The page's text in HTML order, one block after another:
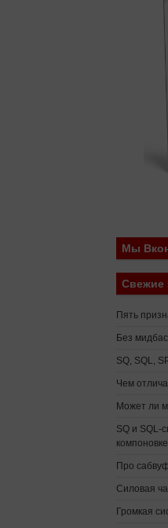
Мы
Свежие
Пять
Без
SQ, SQL,
Чем
Может ли
SQ и SQL-
компоновке
Про
Силовая
Громкая